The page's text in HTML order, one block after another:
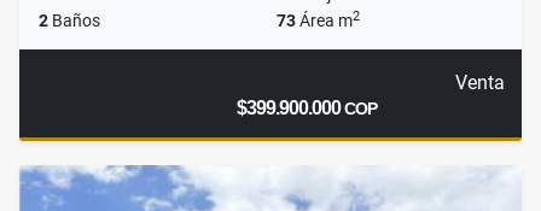
2 Baños 73Área m2
Venta
$399.900.000COP